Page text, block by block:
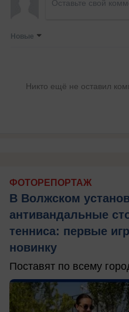
Новые
Никто ещё не оставил
ФОТОРЕПОРТАЖ
В Волжском
антивандальные
тенниса: первые
новинку
Поставят по всему